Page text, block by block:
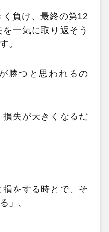
負け、最終の第12
一気に取り返そう
。
勝つと思われるの
失が大きくなるだ
損をする時とで、そ
」、